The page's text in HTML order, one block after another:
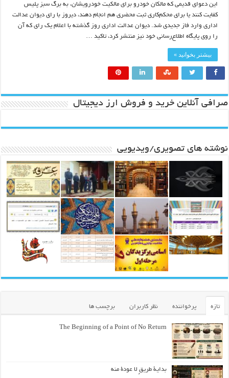
این دعوای قدیمی که مالکان خودرو برای مالکیت خودرویشان، به برگ سبز پلیس
کفایت کنند یا برای محکم‌کاری ثبت محضری هم انجام دهند، دیروز با رای دیوان عدالت
اداری وارد فاز جدیدی شد. دیوان عدالت اداری روز گذشته با اعلام یک رای که آن
را روی پایگاه اطلاع‌رسانی خود نیز منتشر کرد، تاکید …
بیشتر بخوانید »
صرافی آنلاین خرید و فروش ارز دیجیتال
نوشته های تصویری/ویدیویی
تازه پرخواننده نظر کاربران برچسب ها
The Beginning of a Point of No Return
بداية طريقٍ لا عودة منه